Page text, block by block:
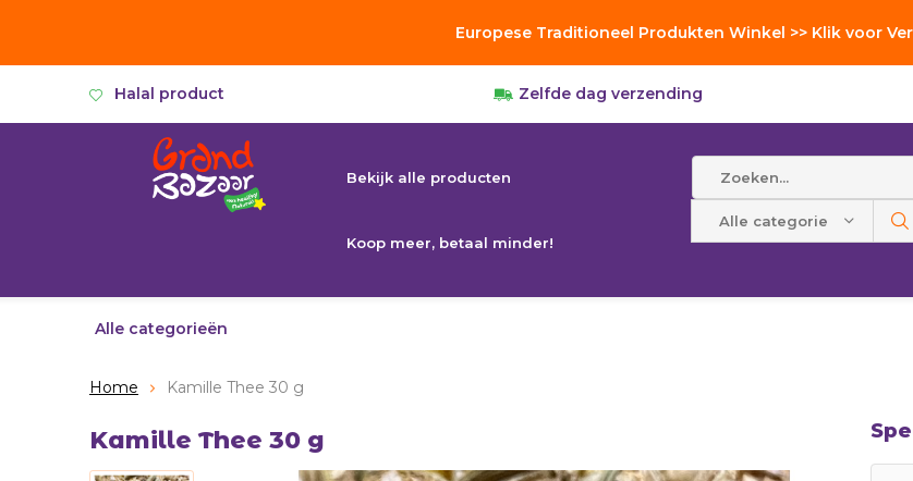
Europese Traditioneel Produkten Winkel >> Klik voor
Halal product Zelfde dag verzending
Bekijk alle producten
Koop meer, betaal minder!
Alle categorieën
Alle categorieën
Home Kamille Thee 30 g
Kamille Thee 30 g